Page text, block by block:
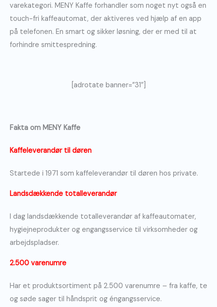
varekategori. MENY Kaffe forhandler som noget nyt også en
touch-fri kaffeautomat, der aktiveres ved hjælp af en app
på telefonen. En smart og sikker løsning, der er med til at
forhindre smittespredning.
[adrotate banner=”31″]
Fakta om MENY Kaffe
Kaffeleverandør til døren
Startede i 1971 som kaffeleverandør til døren hos private.
Landsdækkende totalleverandør
I dag landsdækkende totalleverandør af kaffeautomater,
hygiejneprodukter og engangsservice til virksomheder og
arbejdspladser.
2.500 varenumre
Har et produktsortiment på 2.500 varenumre – fra kaffe, te
og søde sager til håndsprit og éngangsservice.